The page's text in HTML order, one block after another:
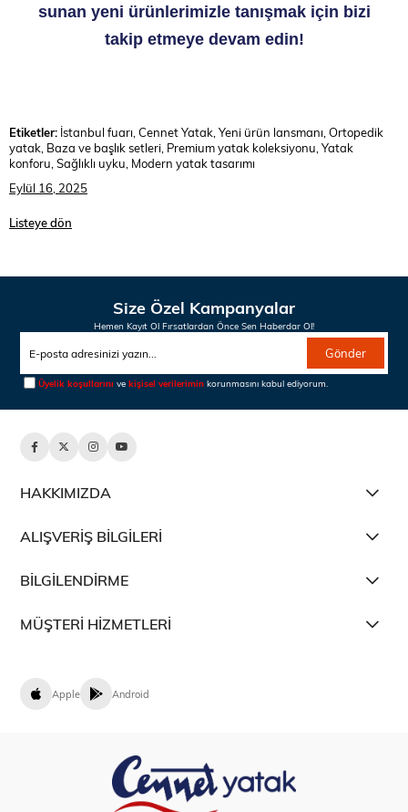
sunan yeni ürünlerimizle tanışmak için bizi
takip etmeye devam edin!
Etiketler: İstanbul fuarı, Cennet Yatak, Yeni ürün lansmanı, Ortopedik
yatak, Baza ve başlık setleri, Premium yatak koleksiyonu, Yatak
konforu, Sağlıklı uyku, Modern yatak tasarımı
Eylül 16, 2025
Listeye dön
Size Özel Kampanyalar
Hemen Kayıt Ol Fırsatlardan Önce Sen Haberdar Ol!
Gönder
Üyelik koşullarını vekişisel verilerimin korunmasını kabul ediyorum.
HAKKIMIZDA
ALIŞVERİŞ BİLGİLERİ
BİLGİLENDİRME
MÜŞTERİ HİZMETLERİ
Apple Android